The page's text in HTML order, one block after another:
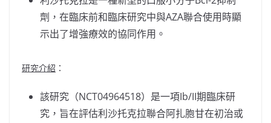
劑，在臨床前和臨床研究中與AZA聯合使用時顯
示出了增強療效的協同作用。
研究介紹 ：
該研究（NCT04964518）是一項Ib/II期臨床研
究，旨在評估利沙托克拉聯合阿扎胞甘在初治或